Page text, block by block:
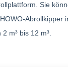
Sie
Abrollkipper
2 m³ bis 12 m³.